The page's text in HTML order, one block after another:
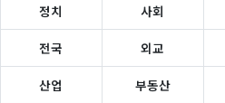
정치 사회
전국 외교
산업 부동산